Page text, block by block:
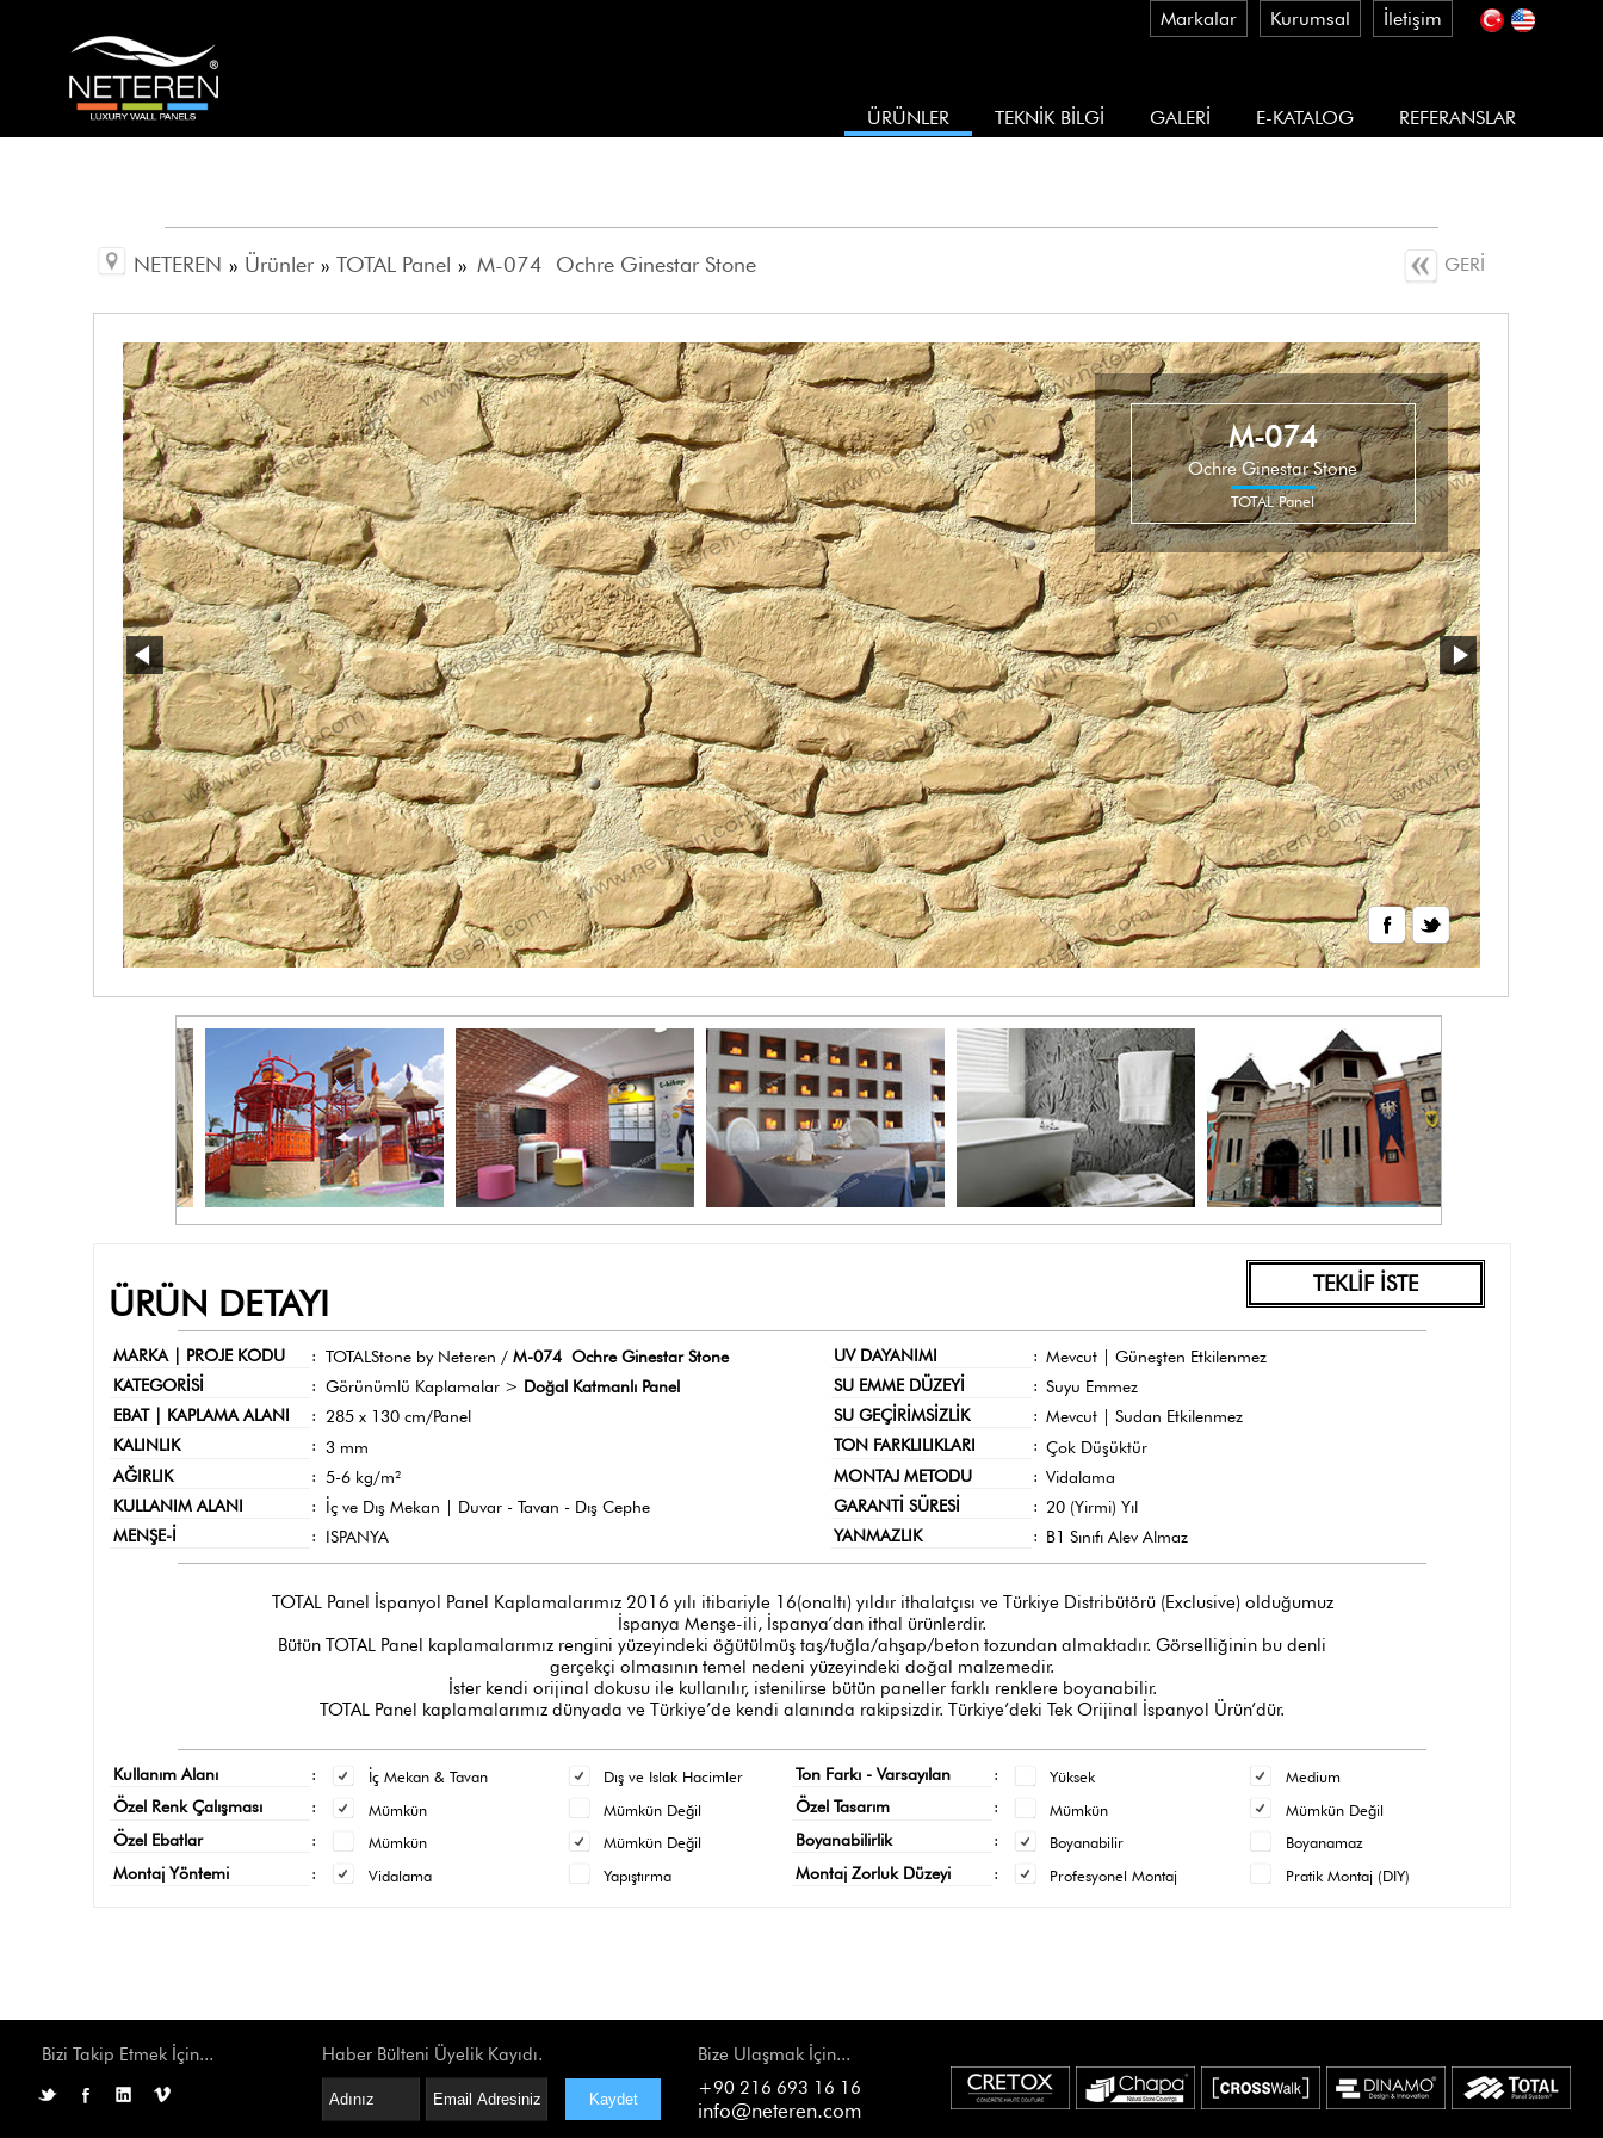
Markalar Kurumsal İletişim
ÜRÜNLER TEKNİK BİLGİ GALERİ E-KATALOG REFERANSLAR
NETEREN » Ürünler » TOTAL Panel » M-074 Ochre Ginestar Stone GERİ
M-074
Ochre Ginestar Stone
TOTAL Panel
ÜRÜN DETAYI TEKLİF İSTE
MARKA | PROJE KODU : TOTALStone by Neteren / M-074 Ochre Ginestar Stone UV DAYANIMI : Mevcut | Güneşten Etkilenmez
KATEGORİSİ
: Görünümlü Kaplamalar > Doğal Katmanlı Panel SU EMME DÜZEYİ : Suyu Emmez
EBAT | KAPLAMA ALANI
: 285 x 130 cm/Panel SU GEÇİRİMSİZLİK : Mevcut | Sudan Etkilenmez
KALINLIK
: 3 mm TON FARKLILIKLARI : Çok Düşüktür
AĞIRLIK
: 5-6 kg/m² MONTAJ METODU : Vidalama
KULLANIM ALANI
: İç ve Dış Mekan | Duvar - Tavan - Dış Cephe GARANTİ SÜRESİ : 20 (Yirmi) Yıl
MENŞE-İ
: ISPANYA YANMAZLIK : B1 Sınıfı Alev Almaz
TOTAL Panel İspanyol Panel Kaplamalarımız 2016 yılı itibariyle 16(onaltı) yıldır ithalatçısı ve Türkiye Distribütörü (Exclusive) olduğumuz
İspanya Menşe-ili, İspanya’dan ithal ürünlerdir.
Bütün TOTAL Panel kaplamalarımız rengini yüzeyindeki öğütülmüş taş/tuğla/ahşap/beton tozundan almaktadır. Görselliğinin bu denli
gerçekçi olmasının temel nedeni yüzeyindeki doğal malzemedir.
İster kendi orijinal dokusu ile kullanılır, istenilirse bütün paneller farklı renklere boyanabilir.
TOTAL Panel kaplamalarımız dünyada ve Türkiye’de kendi alanında rakipsizdir. Türkiye’deki Tek Orijinal İspanyol Ürün’dür.
Kullanım Alanı : İç Mekan & Tavan Dış ve Islak Hacimler Ton Farkı - Varsayılan : Yüksek
Medium
Özel Renk Çalışması
: Mümkün Mümkün Değil Özel Tasarım : Mümkün
Mümkün Değil
Özel Ebatlar
: Mümkün Mümkün Değil Boyanabilirlik : Boyanabilir
Boyanamaz
Montaj Yöntemi
: Vidalama Yapıştırma Montaj Zorluk Düzeyi : Profesyonel Montaj Pratik Montaj (DIY)
Bizi Takip Etmek İçin... Haber Bülteni Üyelik Kayıdı.
Bize Ulaşmak İçin...
+90 216 693 16 16
info@neteren.com